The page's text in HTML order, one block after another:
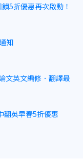
5折優惠再次啟動！
知
文英文編修．翻譯最
翻英早春5折優惠